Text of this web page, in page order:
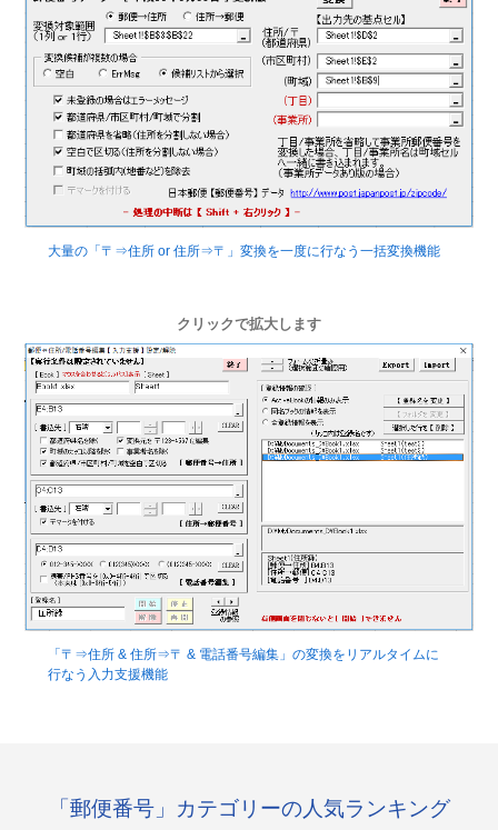
大量の「〒⇒住所 or 住所⇒〒」変換を一度に行なう一括変換機能
クリックで拡大します
「〒⇒住所 & 住所⇒〒 & 電話番号編集」の変換をリアルタイムに
行なう入力支援機能
「郵便番号」カテゴリーの人気ランキング